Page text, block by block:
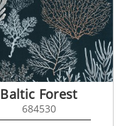
Baltic Forest
684530